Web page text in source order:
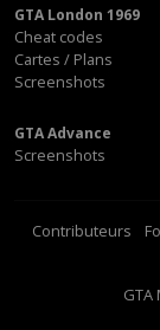
GTA London 1969
Cheat codes
Cartes / Plans
Screenshots
GTA Advance
Screenshots
Contributeurs